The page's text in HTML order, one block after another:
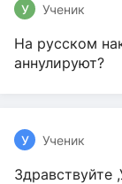
У Ученик
На русском
аннулируют?
У Ученик
Здравствуйте